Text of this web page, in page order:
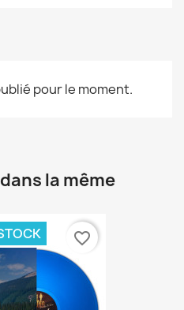
pour le moment.
la même
favorite_border